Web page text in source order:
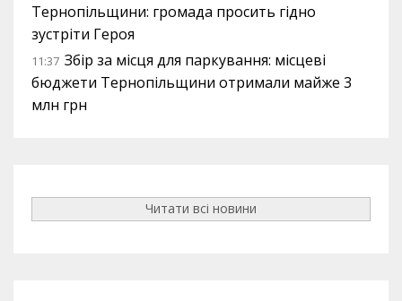
Тернопільщини: громада просить гідно
зустріти Героя
11:37 Збір за місця для паркування: місцеві
бюджети Тернопільщини отримали майже 3
млн грн
Читати всі новини